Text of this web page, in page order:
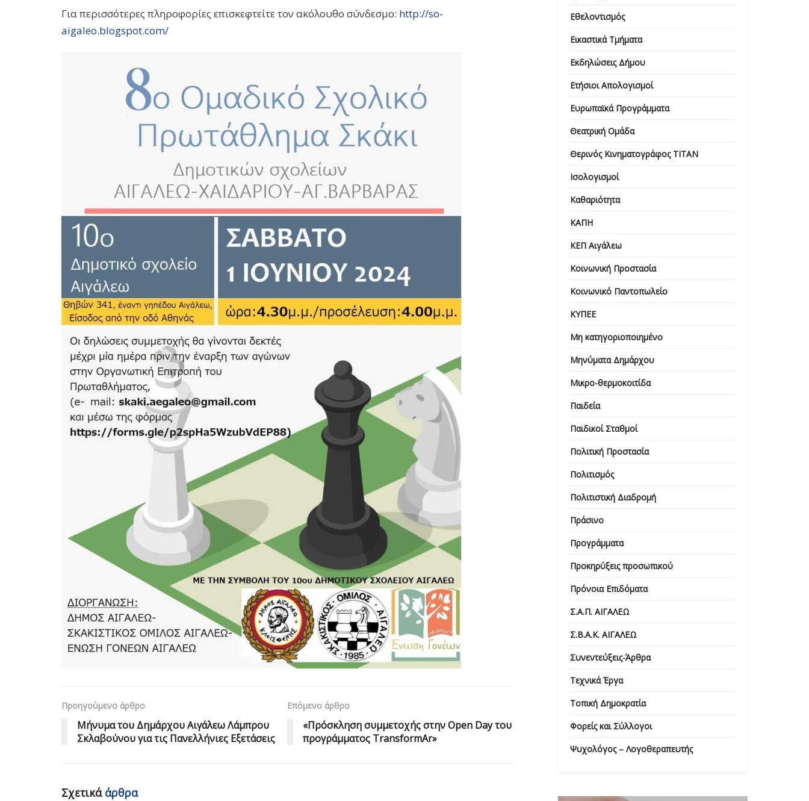
Για περισσότερες πληροφορίες επισκεφτείτε τον ακόλουθο σύνδεσμο: http://so-
aigaleo.blogspot.com/
Προηγούμενο άρθρο
Μήνυμα του Δημάρχου Αιγάλεω Λάμπρου
Σκλαβούνου για τις Πανελλήνιες Εξετάσεις
Επόμενο άρθρο
«Πρόσκληση συμμετοχής στην Open Day του
προγράμματος TransformAr»
Σχετικάάρθρα
Εθελοντισμός
Εικαστικά Τμήματα
Εκδηλώσεις Δήμου
Ετήσιοι Απολογισμοί
Ευρωπαϊκά Προγράμματα
Θεατρική Ομάδα
Θερινός Κινηματογράφος ΤΙΤΑΝ
Ισολογισμοί
Καθαριότητα
ΚΑΠΗ
ΚΕΠ Αιγάλεω
Κοινωνική Προστασία
Κοινωνικό Παντοπωλείο
ΚΥΠΕΕ
Μη κατηγοριοποιημένο
Μηνύματα Δημάρχου
Μικρο-θερμοκοιτίδα
Παιδεία
Παιδικοί Σταθμοί
Πολιτική Προστασία
Πολιτισμός
Πολιτιστική Διαδρομή
Πράσινο
Προγράμματα
Προκηρύξεις προσωπικού
Πρόνοια Επιδόματα
Σ.Α.Π. ΑΙΓΑΛΕΩ
Σ.Β.Α.Κ. ΑΙΓΑΛΕΩ
Συνεντεύξεις-Άρθρα
Τεχνικά Έργα
Τοπική Δημοκρατία
Φορείς και Σύλλογοι
Ψυχολόγος – Λογοθεραπευτής